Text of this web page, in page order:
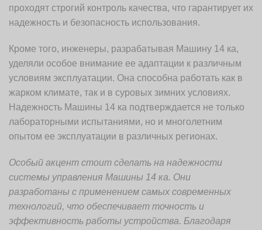
проходят строгий контроль качества, что гарантирует их
надежность и безопасность использования.
Кроме того, инженеры, разрабатывая Машину 14 ка,
уделяли особое внимание ее адаптации к различным
условиям эксплуатации. Она способна работать как в
жарком климате, так и в суровых зимних условиях.
Надежность Машины 14 ка подтверждается не только
лабораторными испытаниями, но и многолетним
опытом ее эксплуатации в различных регионах.
Особый акцент стоит сделать на надежности
системы управления Машины 14 ка. Они
разработаны с применением самых современных
технологий, что обеспечивает точность и
эффективность работы устройства. Благодаря